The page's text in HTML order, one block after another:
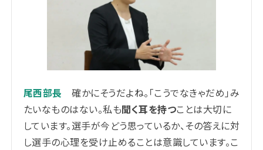
尾西部長 確かにそうだよね。「こうでなきゃだめ」み
たいなものはない。私も聞く耳を持つことは大切に
しています。選手が今どう思っているか、その答えに対
し選手の心理を受け止めることは意識しています。こ